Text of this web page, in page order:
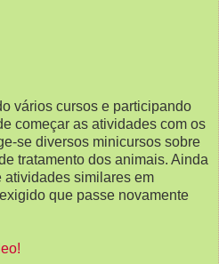
vários cursos e participando
começar as atividades com os
se diversos minicursos sobre
tratamento dos animais. Ainda
atividades similares em
que passe novamente